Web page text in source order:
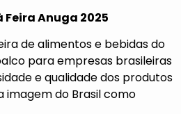
Anuga 2025
de alimentos e bebidas do
para empresas brasileiras
e qualidade dos produtos
imagem do Brasil como